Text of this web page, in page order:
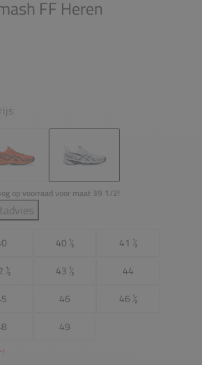
FF Heren
op voorraad voor maat 39 1/2!
40 ½
41 ½
½ 43 ½
44
46
46 ½
49